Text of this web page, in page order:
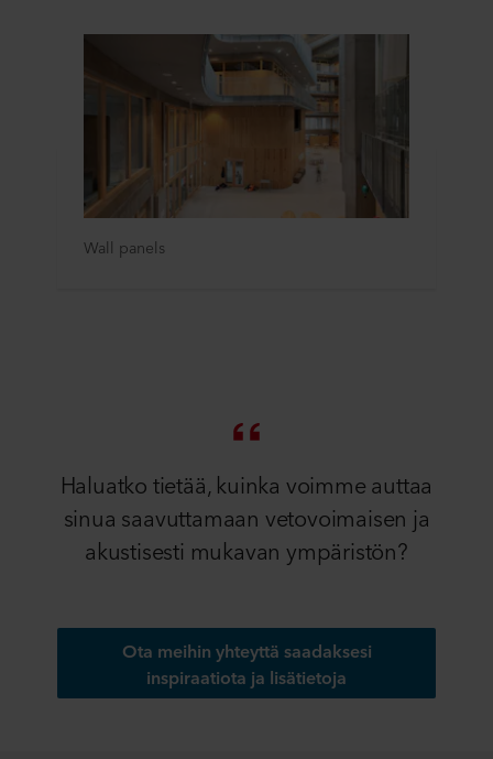
Wall panels
Haluatko tietää, kuinka voimme auttaa
sinua saavuttamaan vetovoimaisen ja
akustisesti mukavan ympäristön?
Ota meihin yhteyttä saadaksesi
inspiraatiota ja lisätietoja